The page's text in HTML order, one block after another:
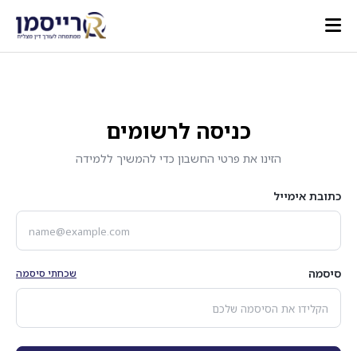
כניסה לרשומים
הזינו את פרטי החשבון כדי להמשיך ללמידה
כתובת אימייל
סיסמה שכחתי סיסמה